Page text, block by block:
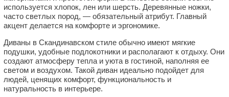
используется хлопок, лен или шерсть. Деревянные ножки,
часто светлых пород, — обязательный атрибут. Главный
акцент делается на комфорте и эргономике.
Диваны в Скандинавском стиле обычно имеют мягкие
подушки, удобные подлокотники и располагают к отдыху. Они
создают атмосферу тепла и уюта в гостиной, наполняя ее
светом и воздухом. Такой диван идеально подойдет для
людей, ценящих комфорт, функциональность и
натуральность в интерьере.